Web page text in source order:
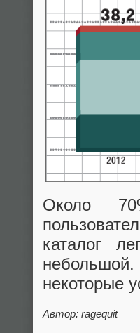
Около
каталог
некоторые
Автор: ragequit